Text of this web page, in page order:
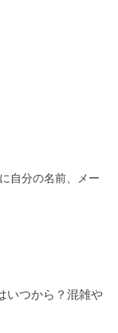
自分の名前、メー
いつから？混雑や